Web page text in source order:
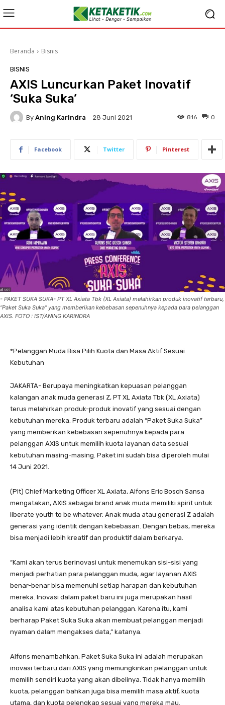
Beranda Bisnis
BISNIS
AXIS Luncurkan Paket Inovatif
‘Suka Suka’
By Aning Karindra 28 Juni 2021 0
816
Facebook Twitter Pinterest
- PAKET SUKA SUKA- PT XL Axiata Tbk (XL Axiata) melahirkan produk inovatif terbaru,
“Paket Suka Suka” yang memberikan kebebasan sepenuhnya kepada para pelanggan
AXIS. FOTO : IST/ANING KARINDRA
*Pelanggan Muda Bisa Pilih Kuota dan Masa Aktif Sesuai
Kebutuhan
JAKARTA- Berupaya meningkatkan kepuasan pelanggan
kalangan anak muda generasi Z, PT XL Axiata Tbk (XL Axiata)
terus melahirkan produk-produk inovatif yang sesuai dengan
kebutuhan mereka. Produk terbaru adalah “Paket Suka Suka”
yang memberikan kebebasan sepenuhnya kepada para
pelanggan AXIS untuk memilih kuota layanan data sesuai
kebutuhan masing-masing. Paket ini sudah bisa diperoleh mulai
14 Juni 2021.
(Plt) Chief Marketing Officer XL Axiata, Alfons Eric Bosch Sansa
mengatakan, AXIS sebagai brand anak muda memiliki spirit untuk
liberate youth to be whatever. Anak muda atau generasi Z adalah
generasi yang identik dengan kebebasan. Dengan bebas, mereka
bisa menjadi lebih kreatif dan produktif dalam berkarya.
“Kami akan terus berinovasi untuk menemukan sisi-sisi yang
menjadi perhatian para pelanggan muda, agar layanan AXIS
benar-benar bisa memenuhi setiap harapan dan kebutuhan
mereka. Inovasi dalam paket baru ini juga merupakan hasil
analisa kami atas kebutuhan pelanggan. Karena itu, kami
berharap Paket Suka Suka akan membuat pelanggan menjadi
nyaman dalam mengakses data,” katanya.
Alfons menambahkan, Paket Suka Suka ini adalah merupakan
inovasi terbaru dari AXIS yang memungkinkan pelanggan untuk
memilih sendiri kuota yang akan dibelinya. Tidak hanya memilih
kuota, pelanggan bahkan juga bisa memilih masa aktif, kuota
utama, dan kuota pelengkap sesuai yang mereka mau.